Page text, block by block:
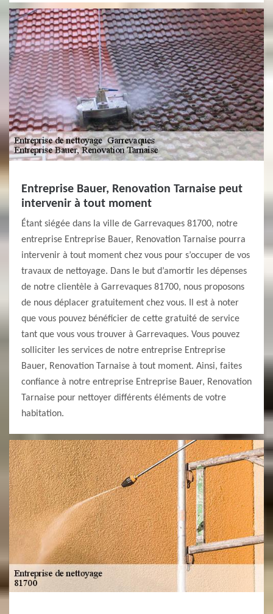
Entreprise Bauer, Renovation Tarnaise peut
intervenir à tout moment
Étant siégée dans la ville de Garrevaques 81700, notre
entreprise Entreprise Bauer, Renovation Tarnaise pourra
intervenir à tout moment chez vous pour s’occuper de vos
travaux de nettoyage. Dans le but d’amortir les dépenses
de notre clientèle à Garrevaques 81700, nous proposons
de nous déplacer gratuitement chez vous. Il est à noter
que vous pouvez bénéficier de cette gratuité de service
tant que vous vous trouver à Garrevaques. Vous pouvez
solliciter les services de notre entreprise Entreprise
Bauer, Renovation Tarnaise à tout moment. Ainsi, faites
confiance à notre entreprise Entreprise Bauer, Renovation
Tarnaise pour nettoyer différents éléments de votre
habitation.